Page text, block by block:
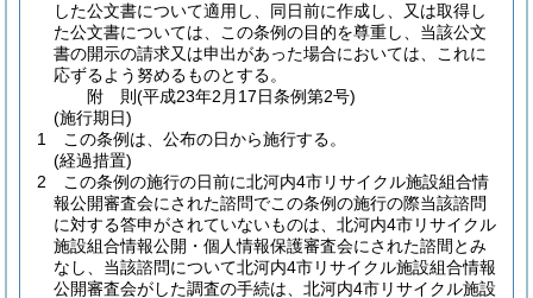
した公文書について適用し、同日前に作成し、又は取得し
た公文書については、この条例の目的を尊重し、当該公文
書の開示の請求又は申出があった場合においては、これに
応ずるよう努めるものとする。
附 則(平成23年2月17日条例第2号)
(施行期日)
1
この条例は、公布の日から施行する。
(経過措置)
2
この条例の施行の日前に北河内4市リサイクル施設組合情
報公開審査会にされた諮問でこの条例の施行の際当該諮問
に対する答申がされていないものは、北河内4市リサイクル
施設組合情報公開・個人情報保護審査会にされた諮間とみ
なし、当該諮問について北河内4市リサイクル施設組合情報
公開審査会がした調査の手続は、北河内4市リサイクル施設